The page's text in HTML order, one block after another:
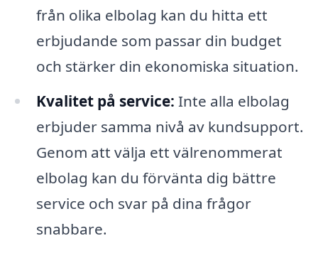
från olika elbolag kan du hitta ett
erbjudande som passar din budget
och stärker din ekonomiska situation.
Kvalitet på service: Inte alla elbolag
erbjuder samma nivå av kundsupport.
Genom att välja ett välrenommerat
elbolag kan du förvänta dig bättre
service och svar på dina frågor
snabbare.